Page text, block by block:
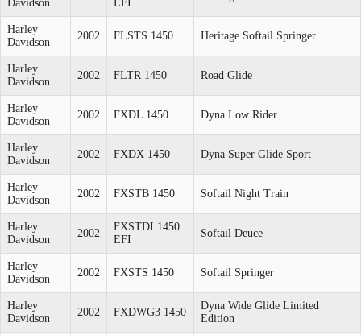
Davidson
EFI
Harley
Davidson
2002 FLSTS 1450 Heritage Softail Springer
Harley
Davidson
2002 FLTR 1450 Road Glide
Harley
Davidson
2002 FXDL 1450 Dyna Low Rider
Harley
Davidson
2002 FXDX 1450 Dyna Super Glide Sport
Harley
Davidson
2002 FXSTB 1450 Softail Night Train
Harley
Davidson
2002
FXSTDI 1450
EFI
Softail Deuce
Harley
Davidson
2002 FXSTS 1450 Softail Springer
Harley
Davidson
2002 FXDWG3 1450
Dyna Wide Glide Limited
Edition